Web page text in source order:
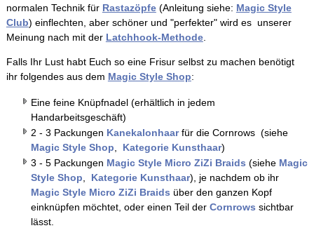
normalen Technik für Rastazöpfe(Anleitung siehe: Magic Style
Club) einflechten, aber schöner und "perfekter" wird es unserer
Meinung nach mit der Latchhook-Methode.
Falls Ihr Lust habt Euch so eine Frisur selbst zu machen benötigt
ihr folgendes aus dem Magic Style Shop:
Eine feine Knüpfnadel (erhältlich in jedem
Handarbeitsgeschäft)
2 - 3 Packungen Kanekalonhaarfür die Cornrows (siehe
Magic Style Shop
Kategorie Kunsthaar)
3 - 5 Packungen Magic Style Micro ZiZi Braids (siehe Magic
Style Shop
Kategorie Kunsthaar), je nachdem ob ihr
Magic Style Micro ZiZi Braids über den ganzen Kopf
einknüpfen möchtet, oder einen Teil der Cornrows sichtbar
lässt.